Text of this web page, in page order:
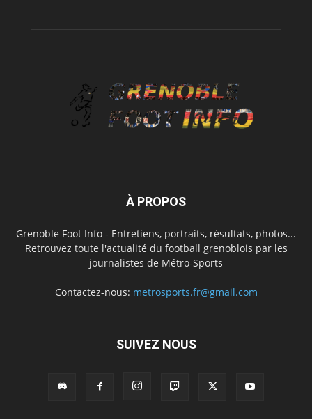
À PROPOS
Grenoble Foot Info - Entretiens, portraits, résultats, photos...
Retrouvez toute l'actualité du football grenoblois par les
journalistes de Métro-Sports
Contactez-nous: metrosports.fr@gmail.com
SUIVEZ NOUS